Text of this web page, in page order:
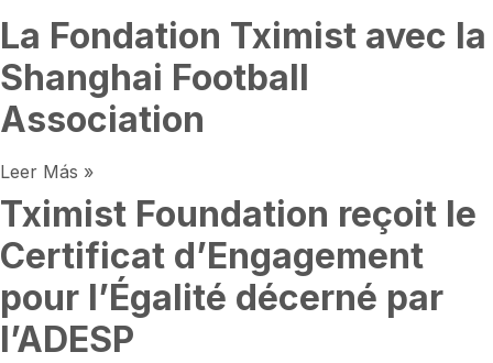
La Fondation Tximist avec la
Shanghai Football
Association
Leer Más »
Tximist Foundation reçoit le
Certificat d’Engagement
pour l’Égalité décerné par
l’ADESP